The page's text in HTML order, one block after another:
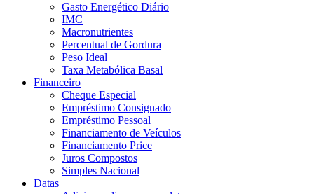
Gasto Energético Diário
IMC
Macronutrientes
Percentual de Gordura
Peso Ideal
Taxa Metabólica Basal
Financeiro
Cheque Especial
Empréstimo Consignado
Empréstimo Pessoal
Financiamento de Veículos
Financiamento Price
Juros Compostos
Simples Nacional
Datas